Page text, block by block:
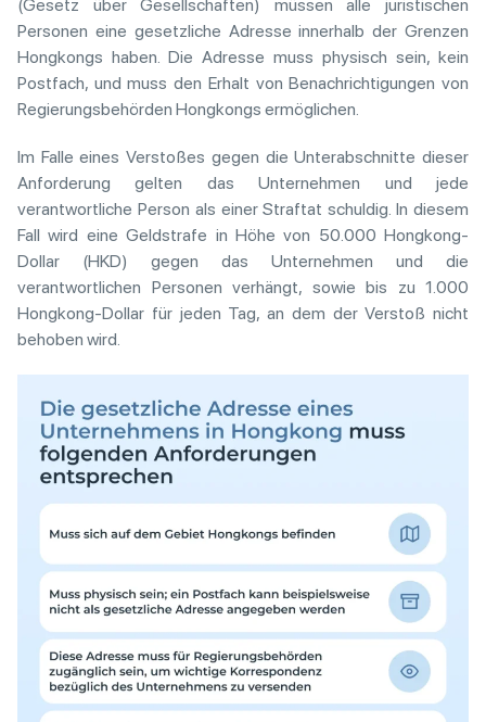
(Gesetz über Gesellschaften) müssen alle juristischen
Personen eine gesetzliche Adresse innerhalb der Grenzen
Hongkongs haben. Die Adresse muss physisch sein, kein
Postfach, und muss den Erhalt von Benachrichtigungen von
Regierungsbehörden Hongkongs ermöglichen.
Im Falle eines Verstoßes gegen die Unterabschnitte dieser
Anforderung gelten das Unternehmen und jede
verantwortliche Person als einer Straftat schuldig. In diesem
Fall wird eine Geldstrafe in Höhe von 50.000 Hongkong-
Dollar (HKD) gegen das Unternehmen und die
verantwortlichen Personen verhängt, sowie bis zu 1.000
Hongkong-Dollar für jeden Tag, an dem der Verstoß nicht
behoben wird.